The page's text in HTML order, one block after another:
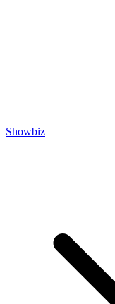
Showbiz